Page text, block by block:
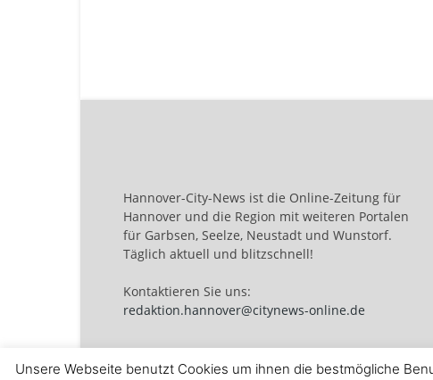
Hannover-City-News ist die Online-Zeitung für
Hannover und die Region mit weiteren Portalen
für Garbsen, Seelze, Neustadt und Wunstorf.
Täglich aktuell und blitzschnell!
Kontaktieren Sie uns:
redaktion.hannover@citynews-online.de
Unsere Webseite benutzt Cookies um ihnen die bestmögliche